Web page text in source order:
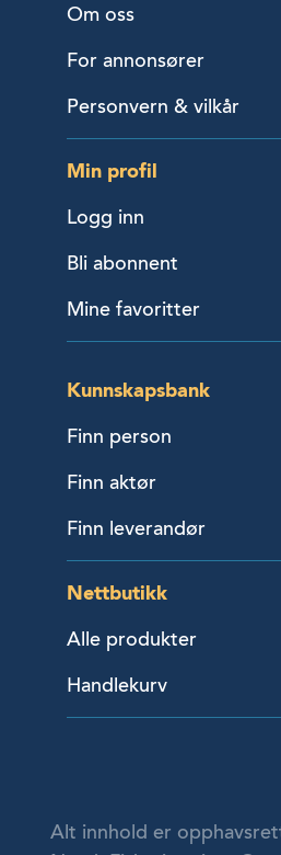
Om oss
For annonsører
Personvern & vilkår
Min profil
Logg inn
Bli abonnent
Mine favoritter
Kunnskapsbank
Finn person
Finn aktør
Finn leverandør
Nettbutikk
Alle produkter
Handlekurv
Alt innhold er